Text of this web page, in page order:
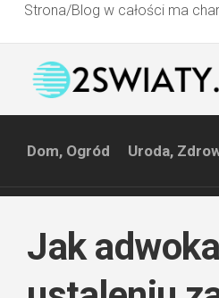
Strona/Blog w całości ma
Dom, Ogród Uroda,
Jak